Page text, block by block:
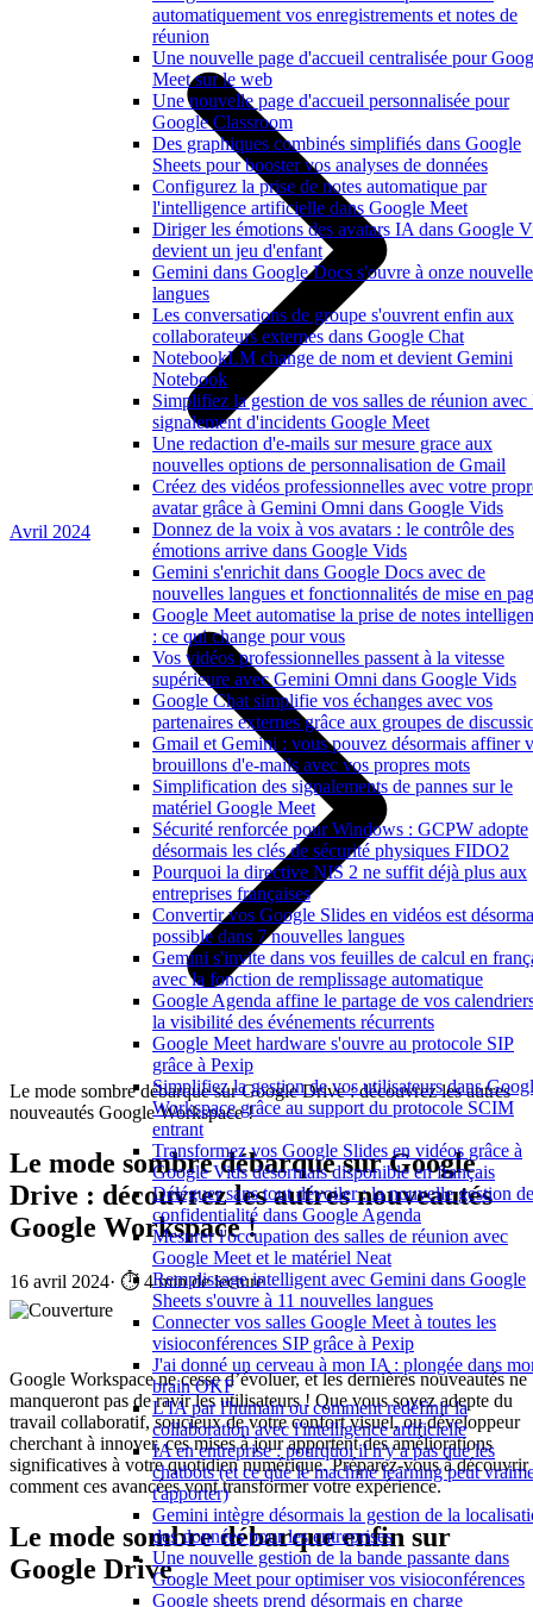
automatiquement vos enregistrements et notes de
réunion
Une nouvelle page d'accueil centralisée pour
Meet sur le web
Une nouvelle page d'accueil personnalisée pour
Google Classroom
Des graphiques combinés simplifiés dans Google
Sheets pour booster vos analyses de données
Configurez la prise de notes automatique par
l'intelligence artificielle dans Google Meet
Diriger les émotions des avatars IA dans Google
devient un jeu d'enfant
Gemini dans Google Docs s'ouvre à onze
langues
Les conversations de groupe s'ouvrent enfin aux
collaborateurs externes dans Google Chat
NotebookLM change de nom et devient Gemini
Notebook
Simplifiez la gestion de vos salles de réunion avec
signalement d'incidents Google Meet
Une redaction d'e-mails sur mesure grace aux
nouvelles options de personnalisation de Gmail
Créez des vidéos professionnelles avec votre
avatar grâce à Gemini Omni dans Google Vids
Donnez de la voix à vos avatars : le contrôle des
émotions arrive dans Google Vids
Gemini s'enrichit dans Google Docs avec de
nouvelles langues et fonctionnalités de mise en
Google Meet automatise la prise de notes
: ce qui change pour vous
Vos vidéos professionnelles passent à la vitesse
supérieure avec Gemini Omni dans Google Vids
Google Chat simplifie vos échanges avec vos
partenaires externes grâce aux groupes de
Gmail et Gemini : vous pouvez désormais affiner
brouillons d'e-mails avec vos propres mots
Simplification des signalements de pannes sur le
matériel Google Meet
Sécurité renforcée pour Windows : GCPW adopte
désormais les clés de sécurité physiques FIDO2
Pourquoi la directive NIS 2 ne suffit déjà plus aux
entreprises françaises
Convertir vos Google Slides en vidéos est
possible dans 7 nouvelles langues
Gemini s'invite dans vos feuilles de calcul en
avec la fonction de remplissage automatique
Google Agenda affine le partage de vos
la visibilité des événements récurrents
Google Meet hardware s'ouvre au protocole SIP
grâce à Pexip
Simplifiez la gestion de vos utilisateurs dans
Workspace grâce au support du protocole SCIM
entrant
Transformez vos Google Slides en vidéos grâce à
Google Vids désormais disponible en français
Déléguer sans tout dévoiler : la nouvelle gestion
confidentialité dans Google Agenda
Mesurer l'occupation des salles de réunion avec
Google Meet et le matériel Neat
Remplissage intelligent avec Gemini dans Google
Sheets s'ouvre à 11 nouvelles langues
Connecter vos salles Google Meet à toutes les
visioconférences SIP grâce à Pexip
J'ai donné un cerveau à mon IA : plongée dans
brain OKF
L'IA par l'humain ou comment redéfinir la
collaboration avec l'intelligence artificielle
IA en entreprise : pourquoi il n'y a pas que les
chatbots (et ce que le machine learning peut
t'apporter)
Gemini intègre désormais la gestion de la
des données pour les entreprises
Une nouvelle gestion de la bande passante dans
Google Meet pour optimiser vos visioconférences
Google sheets prend désormais en charge
Avril 2024
Le mode sombre débarque sur Google Drive : découvrez les autres
nouveautés Google Workspace !
Le mode sombre débarque sur Google
Drive : découvrez les autres nouveautés
Google Workspace !
16 avril 2024· ⏱️ 4 min de lecture
Google Workspace ne cesse d’évoluer, et les dernières nouveautés ne
manqueront pas de ravir les utilisateurs ! Que vous soyez adepte du
travail collaboratif, soucieux de votre confort visuel, ou développeur
cherchant à innover, ces mises à jour apportent des améliorations
significatives à votre quotidien numérique. Préparez-vous à découvrir
comment ces avancées vont transformer votre expérience.
Le mode sombre débarque enfin sur
Google Drive